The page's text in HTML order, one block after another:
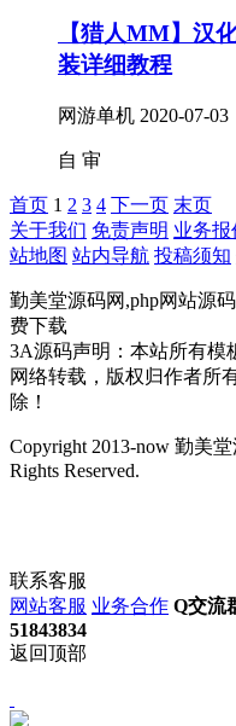
【猎人MM】汉
装详细教程
网游单机 2020-07-03
自 审
首页 1 2 3 4 下一页 末页
关于我们 免责声明 业务报
站地图 站内导航 投稿须知
勤美堂源码网,php网站源
费下载
3A源码声明：本站所有模
网络转载，版权归作者所
除！
Copyright 2013-now 勤美
Rights Reserved.
联系客服
网站客服 业务合作 Q交流
51843834
返回顶部